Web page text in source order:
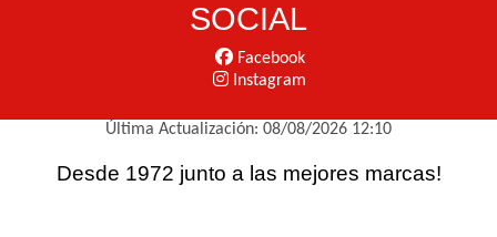
SOCIAL
Facebook
Instagram
Última Actualización: 08/08/2026 12:10
Desde 1972 junto a las mejores marcas!